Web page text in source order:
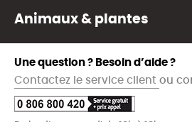
Animaux & plantes
Une question ? Besoin d’aide ?
Contactez le service client ou